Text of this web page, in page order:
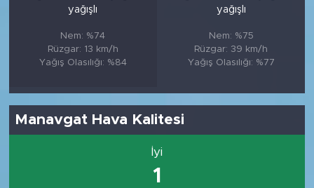
yağışlı
Nem: %74
Rüzgar: 13 km/h
Yağış Olasılığı: %84
yağışlı
Nem: %75
Rüzgar: 39 km/h
Yağış Olasılığı: %77
Manavgat Hava Kalitesi
İyi
1